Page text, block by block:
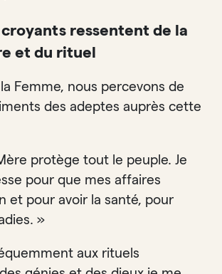
croyants ressentent de la
et du rituel
Femme, nous percevons de
des adeptes auprès cette
protège tout le peuple. Je
pour que mes affaires
et pour avoir la santé, pour
»
aux rituels